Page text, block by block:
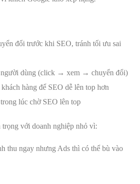
đổi trước khi SEO, tránh tối ưu sai
người dùng (click → xem → chuyển đổi)
hàng để SEO dễ lên top hơn
lúc chờ SEO lên top
với doanh nghiệp nhỏ vì:
thu ngay nhưng Ads thì có thể bù vào